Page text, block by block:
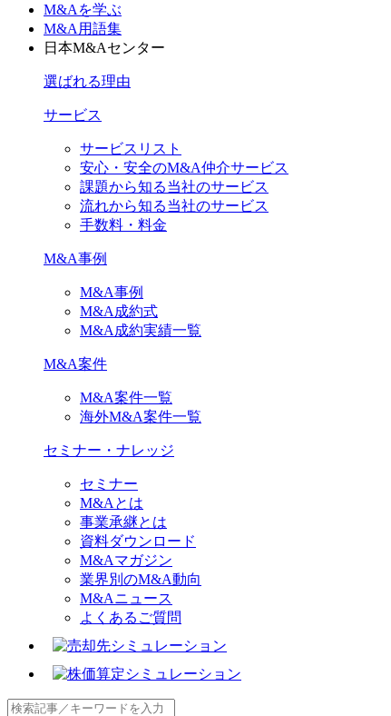
M&Aを学ぶ
M&A用語集
日本M&Aセンター
選ばれる理由
サービス
サービスリスト
安心・安全のM&A仲介サービス
課題から知る当社のサービス
流れから知る当社のサービス
手数料・料金
M&A事例
M&A事例
M&A成約式
M&A成約実績一覧
M&A案件
M&A案件一覧
海外M&A案件一覧
セミナー・ナレッジ
セミナー
M&Aとは
事業承継とは
資料ダウンロード
M&Aマガジン
業界別のM&A動向
M&Aニュース
よくあるご質問